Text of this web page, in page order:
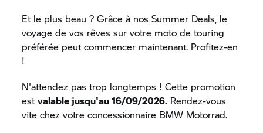
Et le plus beau ? Grâce à nos Summer Deals, le
voyage de vos rêves sur votre moto de touring
préférée peut commencer maintenant. Profitez-en
!
N'attendez pas trop longtemps ! Cette promotion
estvalable jusqu'au 16/09/2026. Rendez-vous
vite chez votre concessionnaire BMW Motorrad.